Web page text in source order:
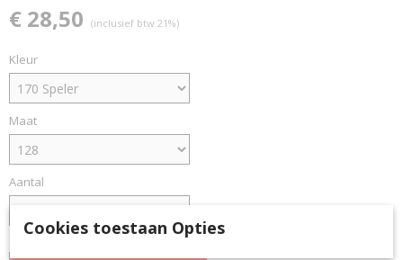
€ 28,50 (inclusief btw 21%)
Kleur
Maat
Aantal
Cookies toestaan Opties